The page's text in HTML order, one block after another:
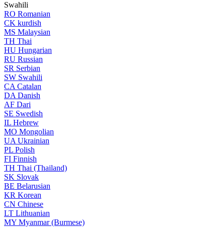
Swahili
RO Romanian
CK kurdish
MS Malaysian
TH Thai
HU Hungarian
RU Russian
SR Serbian
SW Swahili
CA Catalan
DA Danish
AF Dari
SE Swedish
IL Hebrew
MO Mongolian
UA Ukrainian
PL Polish
FI Finnish
TH Thai (Thailand)
SK Slovak
BE Belarusian
KR Korean
CN Chinese
LT Lithuanian
MY Myanmar (Burmese)